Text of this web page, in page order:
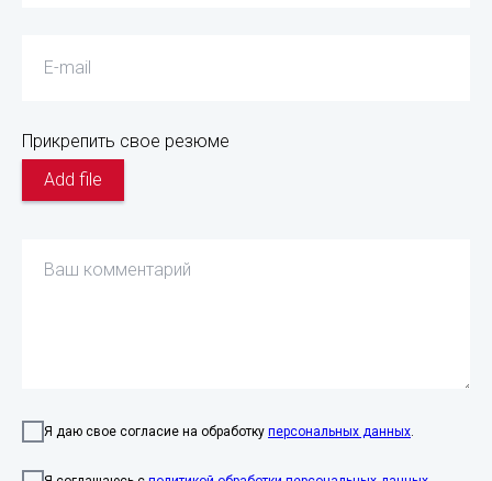
Прикрепить свое резюме
Add file
Я даю свое согласие на обработку персональных данных